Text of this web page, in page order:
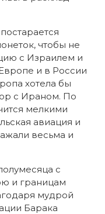
чтобы не
с Израилем и
и в России
хотела бы
с Ираном. По
мелкими
авиация и
весьма и
с
и границам
мудрой
Барака